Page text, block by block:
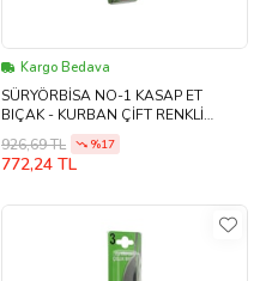
Kargo Bedava
SÜRYÖRBİSA NO-1 KASAP ET
BIÇAK - KURBAN ÇİFT RENKLİ
PLASTİK SAPLI
926,69 TL %17
772,24 TL